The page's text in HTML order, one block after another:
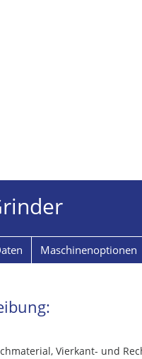
Maschinenoptionen
Vierkant- und